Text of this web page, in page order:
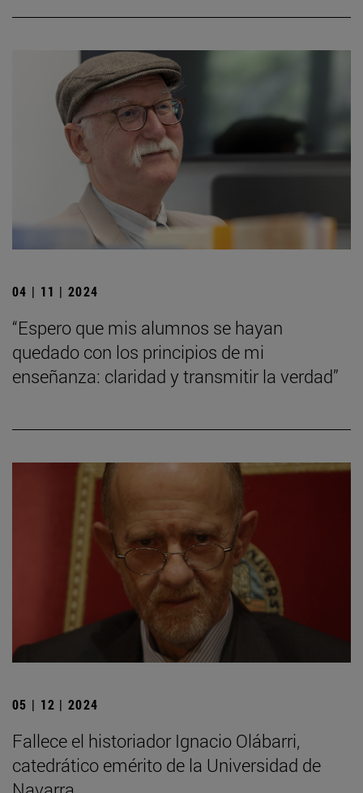
04 | 11 | 2024
“Espero que mis alumnos se hayan
quedado con los principios de mi
enseñanza: claridad y transmitir la verdad”
05 | 12 | 2024
Fallece el historiador Ignacio Olábarri,
catedrático emérito de la Universidad de